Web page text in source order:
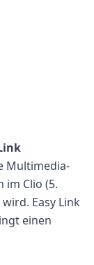
Multimedia-
im Clio (5.
Easy Link
einen